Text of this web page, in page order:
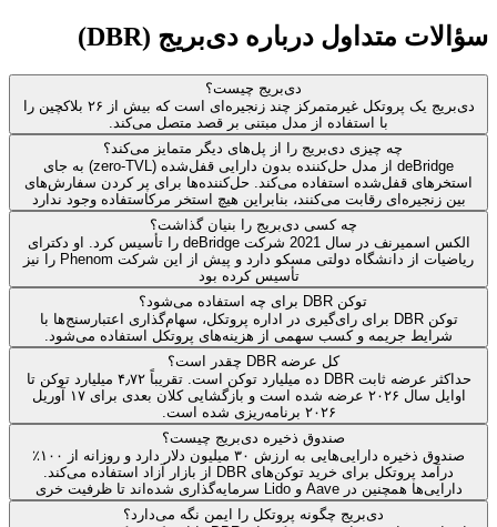
سؤالات متداول درباره دی‌بریج (DBR)
دی‌بریج چیست؟
دی‌بریج یک پروتکل غیرمتمرکز چند زنجیره‌ای است که بیش از ۲۶ بلاکچین را
با استفاده از مدل مبتنی بر قصد متصل می‌کند.
چه چیزی دی‌بریج را از پل‌های دیگر متمایز می‌کند؟
deBridge از مدل حل‌کننده بدون دارایی قفل‌شده (zero-TVL) به جای
استخرهای قفل‌شده استفاده می‌کند. حل‌کننده‌ها برای پر کردن سفارش‌های
بین زنجیره‌ای رقابت می‌کنند، بنابراین هیچ استخر مرکاستفاده وجود ندارد
چه کسی دی‌بریج را بنیان گذاشت؟
الکس اسمیرنف در سال 2021 شرکت deBridge را تأسیس کرد. او دکترای
ریاضیات از دانشگاه دولتی مسکو دارد و پیش از این شرکت Phenom را نیز
تأسیس کرده بود
توکن DBR برای چه استفاده می‌شود؟
توکن DBR برای رای‌گیری در اداره پروتکل، سهام‌گذاری اعتبارسنج‌ها با
شرایط جریمه و کسب سهمی از هزینه‌های پروتکل استفاده می‌شود.
کل عرضه DBR چقدر است؟
حداکثر عرضه ثابت DBR ده میلیارد توکن است. تقریباً ۴٫۷۲ میلیارد توکن تا
اوایل سال ۲۰۲۶ عرضه شده است و بازگشایی کلان بعدی برای ۱۷ آوریل
۲۰۲۶ برنامه‌ریزی شده است.
صندوق ذخیره دی‌بریج چیست؟
صندوق ذخیره دارایی‌هایی به ارزش ۳۰ میلیون دلار دارد و روزانه از ۱۰۰٪
درآمد پروتکل برای خرید توکن‌های DBR از بازار آزاد استفاده می‌کند.
دارایی‌ها همچنین در Aave و Lido سرمایه‌گذاری شده‌اند تا ظرفیت خری
دی‌بریج چگونه پروتکل را ایمن نگه می‌دارد؟